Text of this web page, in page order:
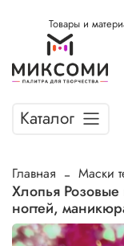
Товары и
Каталог
Главная Маски
Хлопья
ногтей,